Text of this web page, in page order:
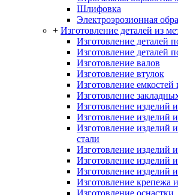
Шлифовка
Электроэрозионная
+ Изготовление деталей из
Изготовление деталей
Изготовление деталей
Изготовление валов
Изготовление втулок
Изготовление емкостей
Изготовление
Изготовление изделий
Изготовление изделий
Изготовление изделий
стали
Изготовление изделий
Изготовление изделий
Изготовление изделий
Изготовление крепежа